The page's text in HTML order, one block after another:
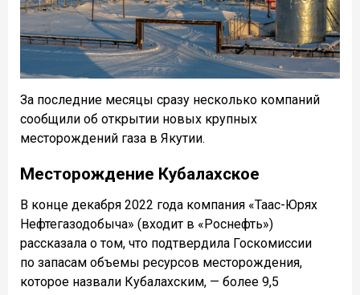
За последние месяцы сразу несколько компаний
сообщили об открытии новых крупных
месторождений газа в Якутии.
Месторождение Кубалахское
В конце декабря 2022 года компания «Таас-Юрях
Нефтегазодобыча» (входит в «Роснефть»)
рассказала о том, что подтвердила Госкомиссии
по запасам объемы ресурсов месторождения,
которое назвали Кубалахским, — более 9,5